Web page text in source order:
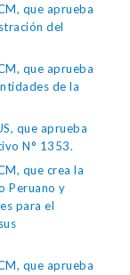
que aprueba
del
que aprueba
de la
que aprueba
N° 1353.
que crea la
Peruano y
para el
que aprueba